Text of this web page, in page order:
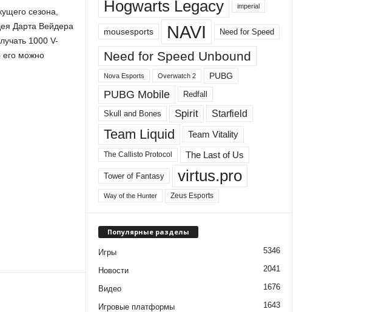
сезона,
Дарта Вейдера
1000 V-
его можно
Hogwarts Legacy imperial
mousesports NAVI Need for Speed
Need for Speed ​​Unbound
Nova Esports Overwatch 2 PUBG
PUBG Mobile Redfall
Skull and Bones Spirit Starfield
Team Liquid Team Vitality
The Callisto Protocol The Last of Us
Tower of Fantasy virtus.pro
Way of the Hunter Zeus Esports
Популярные разделы
Игры 5346
Новости 2041
Видео 1676
Игровые платформы 1643